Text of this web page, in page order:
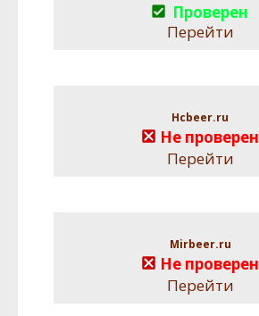
Проверен
Перейти
Hcbeer.ru
Не проверен
Перейти
Mirbeer.ru
Не проверен
Перейти